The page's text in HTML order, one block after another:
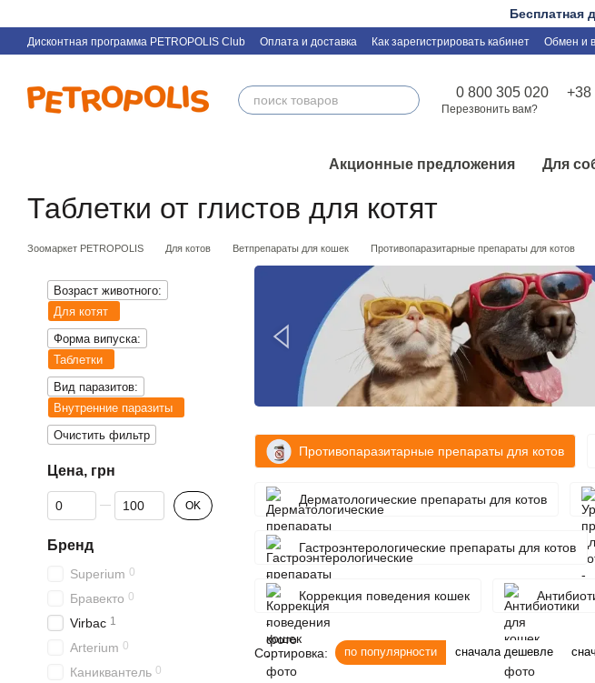
Бесплатная
Дисконтная программа PETROPOLIS Club Оплата и доставка Как зарегистрировать кабинет Обмен и
0 800 305 020 +38
Перезвонить вам?
Акционные предложения Для
Таблетки от глистов для котят
Зоомаркет PETROPOLIS Для котов Ветпрепараты для кошек Противопаразитарные препараты для котов
Противопаразитарные препараты для котов
Дерматологические препараты для котов
Гастроэнтерологические препараты для котов
Коррекция поведения кошек
Сортировка: по популярности сначала дешевле
Возраст животного:
Для котят
Форма випуска:
Таблетки
Вид паразитов:
Внутренние паразиты
Очистить фильтр
Цена, грн
От Цена, грн
До Цена, грн
OK
Бренд
Superium 0
Бравекто 0
Virbac 1
Arterium 0
Каниквантель 0